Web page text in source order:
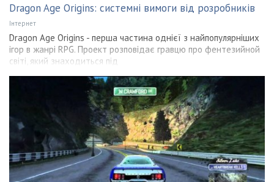
Dragon Age Origins: системні вимоги від розробників
Інтернет
Dragon Age Origins - перша частина однієї з найпопулярніших
ігор в жанрі RPG. Проект розповідає гравцю про фентезийной
світі, який знаходиться під